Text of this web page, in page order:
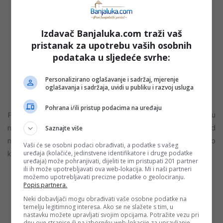
za asfaltiranje u zaseoku Brda. Međutim, gradonačelnik
je to na svoju ruku prebacio na neki drugi konto i
potrošio ko zna gdje. Stvarno smo duboko razočarani,
počevši od zimske službe, pa evo sad do ovih istih
strukturnih projekata“, navodi predsjednik Savjeta MZ.
Poseban apsurd leži u činjenici da se upravo u ovom mjestu
nalazi Etno-selo „Ljubačke doline“, koje predstavlja jednu od
najvažnijih turističkih atrakcija na području Banjaluke, a do
kojeg je danas gotovo nemoguće normalno doći.
„Gore imamo etno-selo koje je faktički zlatno jaje
turizma u ovom našem kraju. A pogledajte kako to
izgleda danas – u Ljubačevo ulazite kao u tunel.
Izdavač Banjaluka.com traži vaš
pristanak za upotrebu vaših osobnih
podataka u sljedeće svrhe:
Personalizirano oglašavanje i sadržaj, mjerenje
oglašavanja i sadržaja, uvidi u publiku i razvoj usluga
Pohrana i/ili pristup podacima na uređaju
Saznajte više
Vaši će se osobni podaci obrađivati, a podatke s vašeg
uređaja (kolačiće, jedinstvene identifikatore i druge podatke
uređaja) može pohranjivati, dijeliti te im pristupati 201 partner
ili ih može upotrebljavati ova web-lokacija. Mi i naši partneri
možemo upotrebljavati precizne podatke o geolociranju.
Popis partnera.
Neki dobavljači mogu obrađivati vaše osobne podatke na
temelju legitimnog interesa. Ako se ne slažete s tim, u
nastavku možete upravljati svojim opcijama. Potražite vezu pri